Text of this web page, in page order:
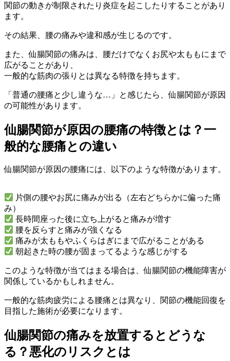
関節の動きが制限されたり炎症を起こしたりすることがあり
ます。
その結果、腰の痛みや違和感が生じるのです。
また、仙腸関節の痛みは、腰だけでなくお尻や太ももにまで
広がることがあり、
一般的な筋肉の張りとは異なる特徴を持ちます。
「普通の腰痛と少し違うな…」と感じたら、仙腸関節が原因
の可能性があります。
仙腸関節が原因の腰痛の特徴とは？一
般的な腰痛との違い
仙腸関節が原因の腰痛には、以下のような特徴があります。
片側の腰やお尻に痛みが出る（左右どちらかに偏った痛
み）
長時間座った後に立ち上がると痛みが増す
腰を反らすと痛みが強くなる
痛みが太ももやふくらはぎにまで広がることがある
朝起きた時の腰が固まってるような感じがする
このような特徴が当てはまる場合は、仙腸関節の機能障害が
関係しているかもしれません。
一般的な筋肉疲労による腰痛とは異なり、関節の機能回復を
目指した施術が必要になります。
仙腸関節の痛みを放置するとどうな
る？悪化のリスクとは